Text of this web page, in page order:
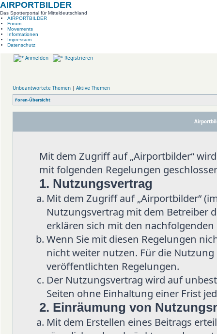
AIRPORTBILDER
Das Spotterportal für Mitteldeutschland
AIRPORTBILDER
Forum
Movements
Informationen
Impressum
Datenschutz
Anmelden Registrieren
Unbeantwortete Themen | Aktive Themen
Foren-Übersicht
Mit dem Zugriff auf „Airportbilder“
mit folgenden Regelungen
1. Nutzungsvertrag
Mit dem Zugriff auf „Airportbilder“
Nutzungsvertrag mit dem Betreiber
erklären sich mit den
Wenn Sie mit diesen Regelungen
nicht weiter nutzen. Für die Nutzung
veröffentlichten Regelungen.
Der Nutzungsvertrag wird auf
Seiten ohne Einhaltung einer Frist
2. Einräumung von
Mit dem Erstellen eines Beitrags